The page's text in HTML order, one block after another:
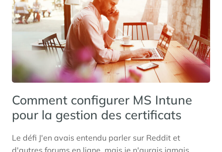
Comment configurer MS Intune
pour la gestion des certificats
Le défi J'en avais entendu parler sur Reddit et
d'autres forums en ligne, mais je n'aurais jamais